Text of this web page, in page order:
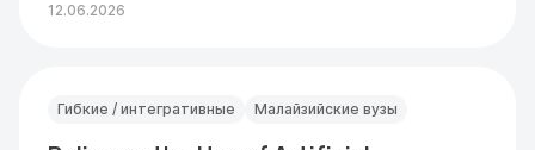
12.06.2026
Гибкие / интегративные Малайзийские вузы